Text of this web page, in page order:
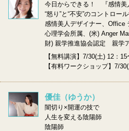
今日からできる！ 『感情美
“怒り”と“不安”のコントロー
感情美人デザイナー、Office
心理学会所属、(米) Anger
財) 親学推進協会認定 親学
【無料講演】7/30(土) 12：
【有料ワークショップ】7/
優佳（ゆうか）
闇切り×開運の技で
人生を変える陰陽師
陰陽師